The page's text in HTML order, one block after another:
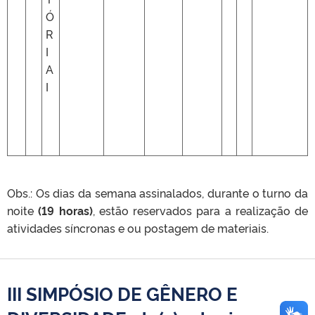
Ó
R
I
A
I
Obs.: Os dias da semana assinalados, durante o turno da
noite (19 horas), estão reservados para a realização de
atividades síncronas e ou postagem de materiais.
III SIMPÓSIO DE GÊNERO E